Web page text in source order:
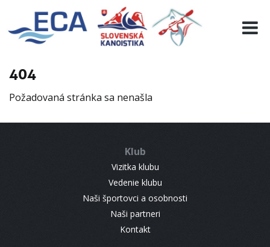
404
Požadovaná stránka sa nenašla
Klub
Vizitka klubu
Vedenie klubu
Naši športovci a osobnosti
Naši partneri
Kontakt
EURO 19
INFO
RESULTS
CONTACT